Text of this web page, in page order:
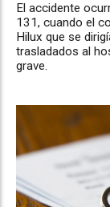
El accidente
131, cuando el
Hilux que se
trasladados al
grave.